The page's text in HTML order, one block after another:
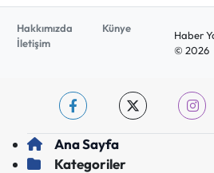
Hakkımızda
Künye
İletişim
Haber
© 2026
Ana Sayfa
Kategoriler